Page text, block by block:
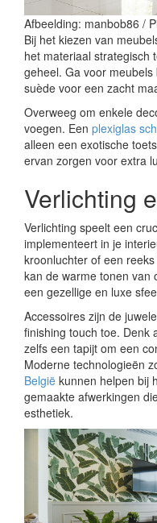
Afbeelding: manbob86 /
Bij het kiezen van
het materiaal strategisch
geheel. Ga voor
suède voor een zacht
Overweeg om enkele
voegen. Een plexiglas
alleen een exotische
ervan zorgen voor extra
Verlichting
Verlichting speelt een
implementeert in je
kroonluchter of een
kan de warme tonen van
een gezellige en luxe
Accessoires zijn de
finishing touch toe. Denk
zelfs een tapijt om een
Moderne technologieën
België kunnen helpen bij
gemaakte afwerkingen
esthetiek.